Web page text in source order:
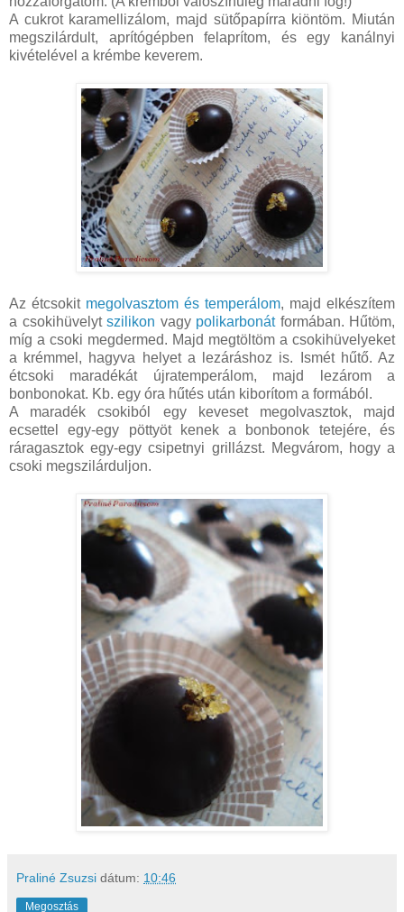
A cukrot karamellizálom, majd sütőpapírra kiöntöm. Miután
megszilárdult, aprítógépben felaprítom, és egy kanálnyi
kivételével a krémbe keverem.
Az étcsokit megolvasztom és temperálom, majd elkészítem
a csokihüvelyt szilikon vagy polikarbonát formában. Hűtöm,
míg a csoki megdermed. Majd megtöltöm a csokihüvelyeket
a krémmel, hagyva helyet a lezáráshoz is. Ismét hűtő. Az
étcsoki maradékát újratemperálom, majd lezárom a
bonbonokat. Kb. egy óra hűtés után kiborítom a formából.
A maradék csokiból egy keveset megolvasztok, majd
ecsettel egy-egy pöttyöt kenek a bonbonok tetejére, és
ráragasztok egy-egy csipetnyi grillázst. Megvárom, hogy a
csoki megszilárduljon.
Praliné Zsuzsi dátum: 10:46
Megosztás